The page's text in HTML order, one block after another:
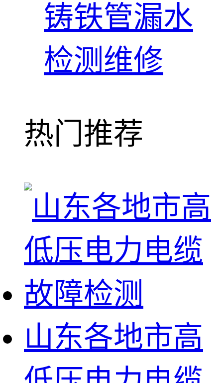
铸铁管漏水
检测维修
热门推荐
山东各地市高